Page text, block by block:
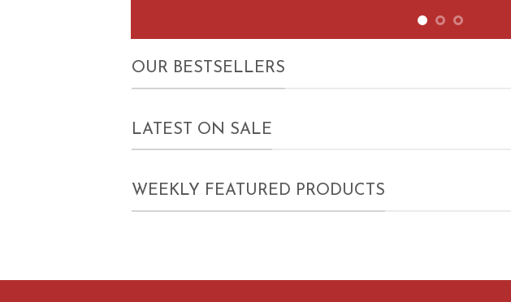
OUR BESTSELLERS
LATEST ON SALE
WEEKLY FEATURED PRODUCTS